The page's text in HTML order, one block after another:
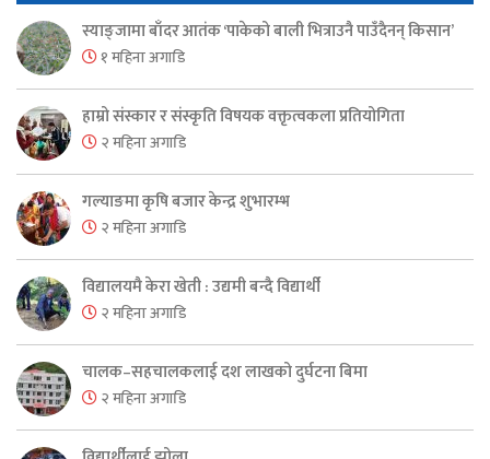
स्याङ्जामा बाँदर आतंक ‘पाकेको बाली भित्राउनै पाउँदैनन् किसान’
१ महिना अगाडि
हाम्रो संस्कार र संस्कृति विषयक वक्तृत्वकला प्रतियोगिता
२ महिना अगाडि
गल्याङमा कृषि बजार केन्द्र शुभारम्भ
२ महिना अगाडि
विद्यालयमै केरा खेती : उद्यमी बन्दै विद्यार्थी
२ महिना अगाडि
चालक–सहचालकलाई दश लाखको दुर्घटना बिमा
२ महिना अगाडि